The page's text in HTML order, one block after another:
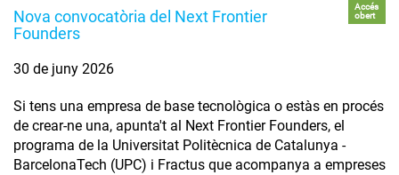
Nova convocatòria del Next Frontier
Founders
Accés
obert
30 de juny 2026
Si tens una empresa de base tecnològica o estàs en procés
de crear-ne una, apunta't al Next Frontier Founders, el
programa de la Universitat Politècnica de Catalunya -
BarcelonaTech (UPC) i Fractus que acompanya a empreses